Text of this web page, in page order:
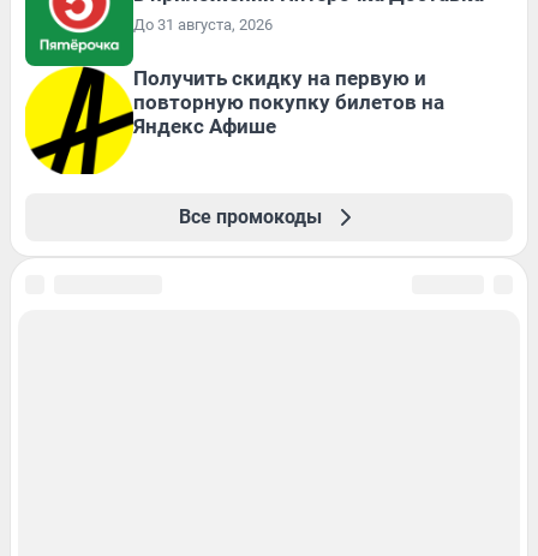
До 31 августа, 2026
Получить скидку на первую и
повторную покупку билетов на
Яндекс Афише
Все промокоды